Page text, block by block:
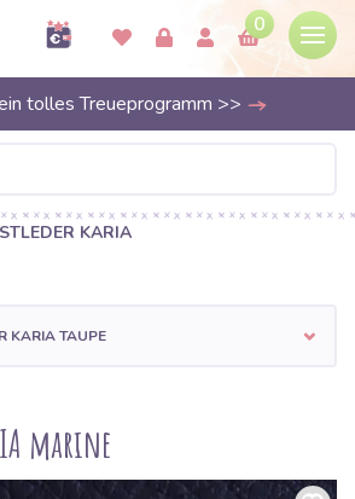
0
tolles Treueprogramm >>
KARIA
KARIA TAUPE
marine